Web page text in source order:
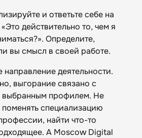
и ответьте себе на
действительно то, чем я
Определите,
вы смысл в своей работе.
направление деятельности.
выгорание связано с
выбранным профилем. Не
поменять специализацию
найти что-то
А Moscow Digital